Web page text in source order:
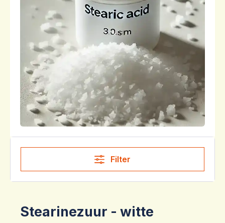
Filter
Stearinezuur - witte